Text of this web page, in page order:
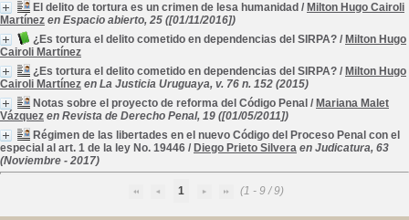
El delito de tortura es un crimen de lesa humanidad / Milton Hugo Cairoli
Martínez en Espacio abierto, 25 ([01/11/2016])
¿Es tortura el delito cometido en dependencias del SIRPA? / Milton Hugo
Cairoli Martínez
¿Es tortura el delito cometido en dependencias del SIRPA? / Milton Hugo
Cairoli Martínez en La Justicia Uruguaya, v. 76 n. 152 (2015)
Notas sobre el proyecto de reforma del Código Penal / Mariana Malet
Vázquez en Revista de Derecho Penal, 19 ([01/05/2011])
Régimen de las libertades en el nuevo Código del Proceso Penal con el
especial al art. 1 de la ley No. 19446 / Diego Prieto Silvera en Judicatura, 63
(Noviembre - 2017)
1 (1 - 9 / 9)